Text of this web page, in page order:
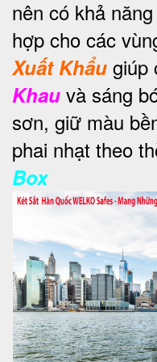
nên có khả
hợp cho các
Xuất Khẩu giúp
Khau và sáng
sơn, giữ màu
phai nhạt theo
Box